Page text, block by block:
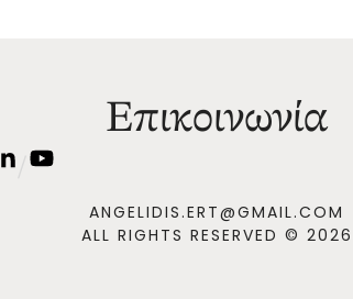
Επικοινωνία
ANGELIDIS.ERT@GMAIL.COM
ALL RIGHTS RESERVED © 2026